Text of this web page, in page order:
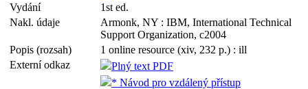
Vydání
1st ed.
Nakl. údaje
Armonk, NY : IBM, International Technical
Support Organization, c2004
Popis (rozsah)
1 online resource (xiv, 232 p.) : ill
Externí odkaz
Plný text PDF
* Návod pro vzdálený přístup